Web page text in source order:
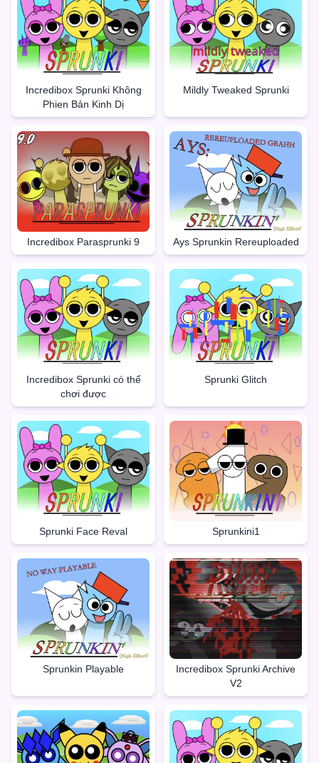
Incredibox Sprunki Không
Phien Bản Kinh Dị
Mildly Tweaked Sprunki
Incredibox Parasprunki 9 Ays Sprunkin Rereuploaded
Incredibox Sprunki có thể
chơi được
Sprunki Glitch
Sprunki Face Reval Sprunkini1
Sprunkin Playable
Incredibox Sprunki Archive
V2